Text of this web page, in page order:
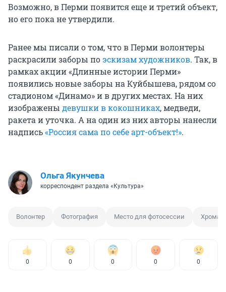
Возможно, в Перми появится еще и третий объект,
но его пока не утвердили.
Ранее мы писали о том, что в Перми волонтеры
раскрасили заборы поэскизам художников. Так, в
рамках акции «Длинные истории Перми»
появились новые заборы на Куйбышева, рядом со
стадионом «Динамо» и в других местах. На них
изображены девушки в кокошниках, медведи,
ракета и уточка. А на один из них авторы нанесли
надпись«Россия сама по себе арт-объект!».
Ольга Якунчева
корреспондент раздела «Культура»
Волонтер Фотография Место для фотосессии
0 0 0 0 0